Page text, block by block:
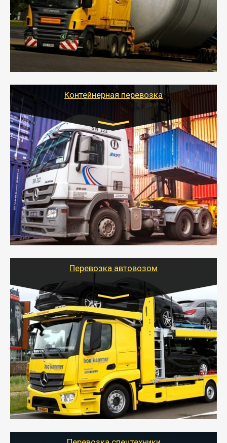
- Перевозка техники и негабаритных грузов
осуществляется после получения разрешения на
перевозку (обычно 7-14 дней).
- Тайгер Логистик в короткие сроки поможет вам
качественно и безопасно перевезти негабаритные
грузы по всей России тралом, манипулятором и
другим транспортом и подобрать оптимальный
Контейнерная перевозка
Цена за км. Рассчитывается
индивидуально
- Контейнерные грузоперевозки на специальном
оборудованном транспорте быстро, качественно и
безопасно.
- Наша транспортная компания поможет
организовать доставку в порт и из порта
стандартных контейнеров на контейнеровозе,
шаландах и площадках (открытых кузовах),
используя надежные крепления.
Перевозка автовозом
Цена за км. Рассчитывается
индивидуально
- Перевозка автовозом от Тайгер Логистик – это
быстрый и безопасный способ доставить несколько
легковых автомобилей за одну поездку в другой
город.
- Наша транспортная компания организует доставку
машин автовозом, подобрав оптимальный маршрут с
учетом всех особенности по пути следования.